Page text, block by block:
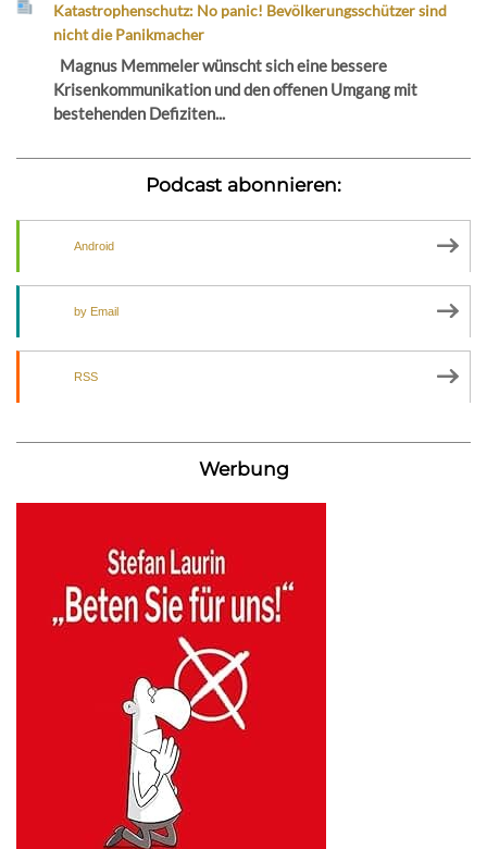
Katastrophenschutz: No panic! Bevölkerungsschützer sind
nicht die Panikmacher
Magnus Memmeler wünscht sich eine bessere
Krisenkommunikation und den offenen Umgang mit
bestehenden Defiziten...
Podcast abonnieren:
Android
by Email
RSS
Werbung